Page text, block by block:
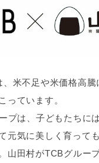
米不足や米価格高
っています。
プは、子どもたちに
元気に美しく育って
山田村がTCBグルー